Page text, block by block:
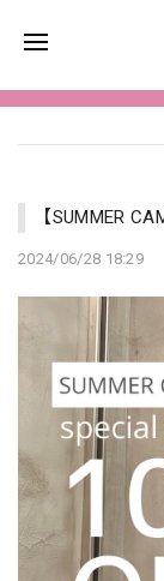
【SUMMER
2024/06/28 18:29